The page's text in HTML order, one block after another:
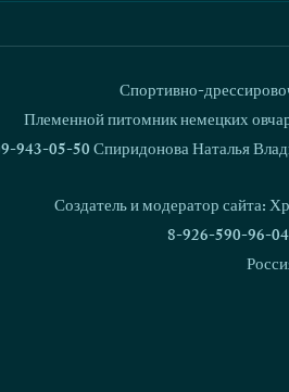
Результаты
Спортивно-
Племенной питомник немецких
943-05-50 Спиридонова Наталья
Создатель и модератор сайта:
8-926-590-96-